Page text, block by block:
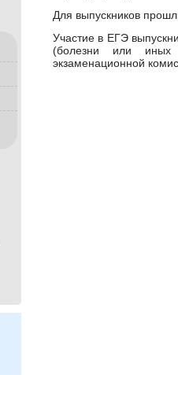
Для выпускников
Участие в ЕГЭ
(болезни или иных
экзаменационной